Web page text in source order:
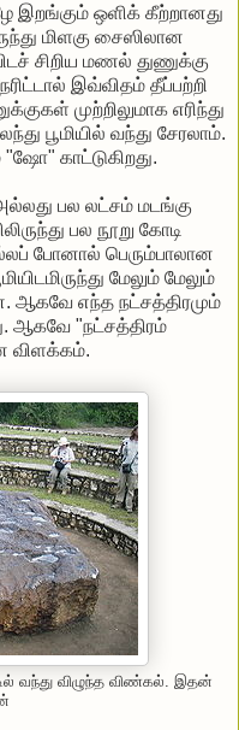
இறங்கும் ஒளிக் கீற்றானது
மிளகு சைஸிலான
சிறிய மணல் துணுக்கு
இவ்விதம் தீப்பற்றி
முற்றிலுமாக எரிந்து
பூமியில் வந்து சேரலாம்.
காட்டுகிறது.
பல லட்சம் மடங்கு
பல நூறு கோடி
போனால் பெரும்பாலான
மேலும் மேலும்
ஆகவே எந்த நட்சத்திரமும்
ஆகவே "நட்சத்திரம்
விளக்கம்.
வந்து விழுந்த விண்கல். இதன்